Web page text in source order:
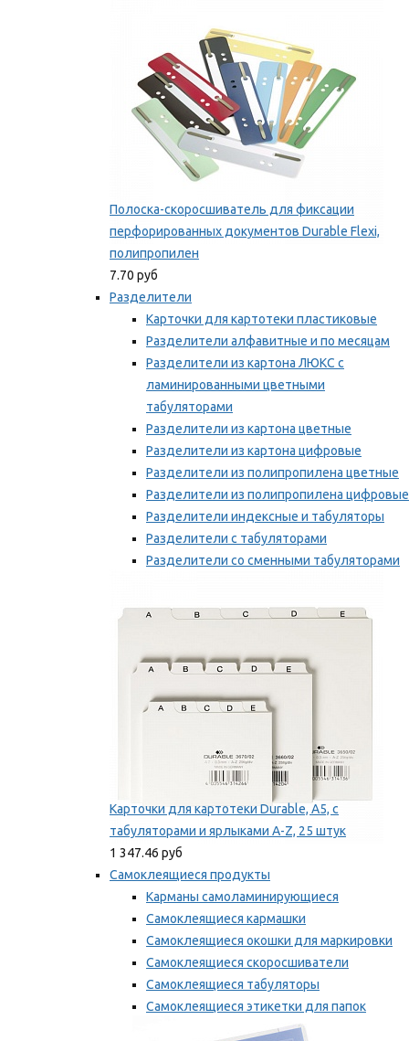
Полоска-скоросшиватель для фиксации
перфорированных документов Durable Flexi,
полипропилен
7.70 руб
Разделители
Карточки для картотеки пластиковые
Разделители алфавитные и по месяцам
Разделители из картона ЛЮКС с
ламинированными цветными
табуляторами
Разделители из картона цветные
Разделители из картона цифровые
Разделители из полипропилена цветные
Разделители из полипропилена цифровые
Разделители индексные и табуляторы
Разделители с табуляторами
Разделители со сменными табуляторами
Карточки для картотеки Durable, A5, с
табуляторами и ярлыками A-Z, 25 штук
1 347.46 руб
Самоклеящиеся продукты
Карманы самоламинирующиеся
Самоклеящиеся кармашки
Самоклеящиеся окошки для маркировки
Самоклеящиеся скоросшиватели
Самоклеящиеся табуляторы
Самоклеящиеся этикетки для папок
Таблички для маркировки